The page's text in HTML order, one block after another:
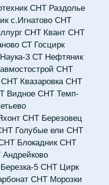
СНТ Раздолье
с.Игнатово СНТ
СНТ Квант СНТ
СТ Госцирк
3 СТ Нефтяник
СНТ
СНТ Квазаровка СНТ
Видное СНТ Темп-
СНТ Березовец
Голубые ели СНТ
Блокадник СНТ
5 СНТ Цирк
СНТ Морозки